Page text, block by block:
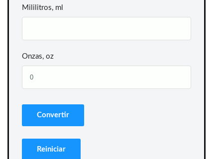
Mililitros, ml
Onzas, oz